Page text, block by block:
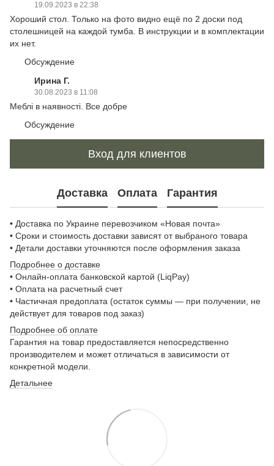
19.09.2023 в 22:38
Хороший стол. Только на фото видно ещё по 2 доски под
столешницей на каждой тумба. В инструкции и в комплектации
их нет.
Обсуждение
Ирина Г.
30.08.2023 в 11:08
Меблі в наявності. Все добре
Обсуждение
Вход для клиентов
Доставка Оплата Гарантия
• Доставка по Украине перевозчиком «Новая почта»
• Сроки и стоимость доставки зависят от выбраного товара
• Детали доставки уточняются после оформления заказа
Подробнее о доставке
• Онлайн-оплата банковской картой (LiqPay)
• Оплата на расчетный счет
• Частичная предоплата (остаток суммы — при получении, не
действует для товаров под заказ)
Подробнее об оплате
Гарантия на товар предоставляется непосредственно
производителем и может отличаться в зависимости от
конкретной модели.
Детальнее